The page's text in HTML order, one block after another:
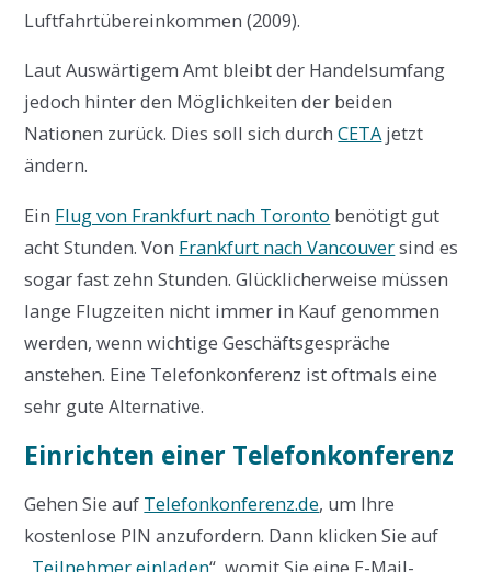
Luftfahrtübereinkommen (2009).
Laut Auswärtigem Amt bleibt der Handelsumfang
jedoch hinter den Möglichkeiten der beiden
Nationen zurück. Dies soll sich durchCETAjetzt
ändern.
Ein Flug von Frankfurt nach Toronto benötigt gut
acht Stunden. Von Frankfurt nach Vancouversind es
sogar fast zehn Stunden. Glücklicherweise müssen
lange Flugzeiten nicht immer in Kauf genommen
werden, wenn wichtige Geschäftsgespräche
anstehen. Eine Telefonkonferenz ist oftmals eine
sehr gute Alternative.
Einrichten einer Telefonkonferenz
Gehen Sie auf Telefonkonferenz.de, um Ihre
kostenlose PIN anzufordern. Dann klicken Sie auf